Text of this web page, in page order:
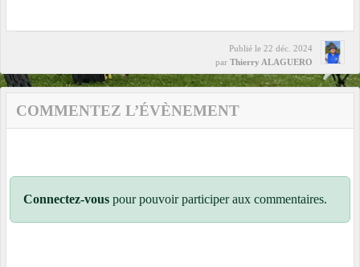
Publié le 22 déc. 2024
par Thierry ALAGUERO
COMMENTEZ L’ÉVÈNEMENT
Connectez-vous pour pouvoir participer aux commentaires.